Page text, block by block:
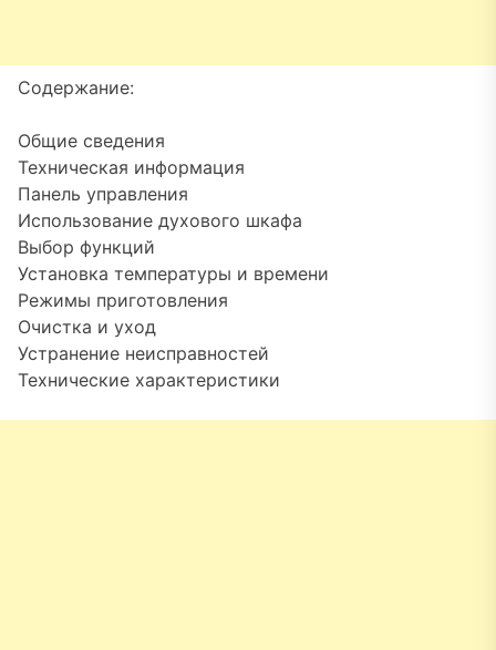
Содержание:
Общие сведения
Техническая информация
Панель управления
Использование духового шкафа
Выбор функций
Установка температуры и времени
Режимы приготовления
Очистка и уход
Устранение неисправностей
Технические характеристики